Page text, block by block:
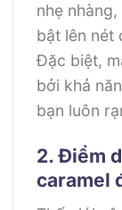
nhẹ
bật lên nét
Đặc biệt,
bởi khả
bạn luôn
2. Điểm
caramel